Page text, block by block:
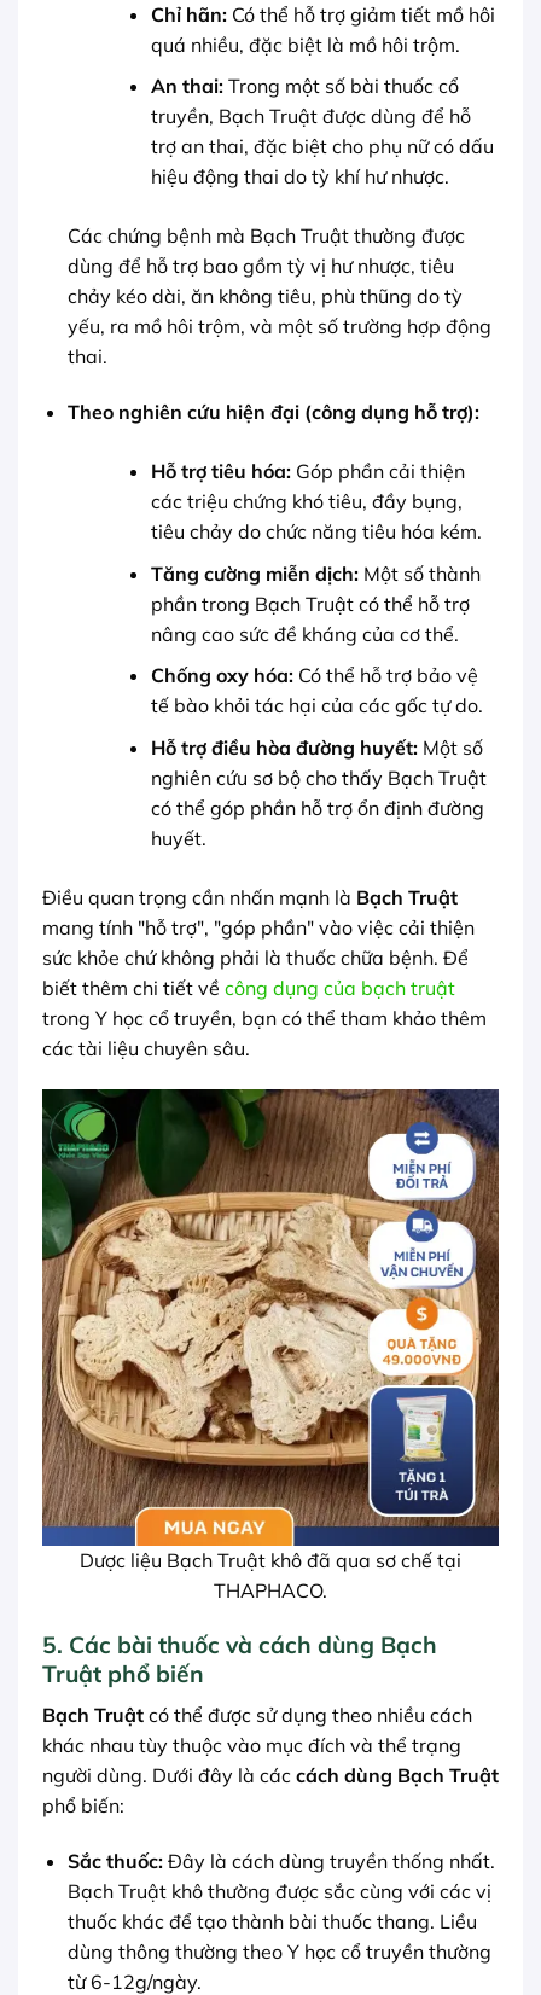
Chỉ hãn:Có thể hỗ trợ giảm tiết mồ hôi
quá nhiều, đặc biệt là mồ hôi trộm.
An thai:Trong một số bài thuốc cổ
truyền, Bạch Truật được dùng để hỗ
trợ an thai, đặc biệt cho phụ nữ có dấu
hiệu động thai do tỳ khí hư nhược.
Các chứng bệnh mà Bạch Truật thường được
dùng để hỗ trợ bao gồm tỳ vị hư nhược, tiêu
chảy kéo dài, ăn không tiêu, phù thũng do tỳ
yếu, ra mồ hôi trộm, và một số trường hợp động
thai.
Theo nghiên cứu hiện đại (công dụng hỗ trợ):
Hỗ trợ tiêu hóa:Góp phần cải thiện
các triệu chứng khó tiêu, đầy bụng,
tiêu chảy do chức năng tiêu hóa kém.
Tăng cường miễn dịch:Một số thành
phần trong Bạch Truật có thể hỗ trợ
nâng cao sức đề kháng của cơ thể.
Chống oxy hóa:Có thể hỗ trợ bảo vệ
tế bào khỏi tác hại của các gốc tự do.
Hỗ trợ điều hòa đường huyết:Một số
nghiên cứu sơ bộ cho thấy Bạch Truật
có thể góp phần hỗ trợ ổn định đường
huyết.
Điều quan trọng cần nhấn mạnh là Bạch Truật
mang tính "hỗ trợ", "góp phần" vào việc cải thiện
sức khỏe chứ không phải là thuốc chữa bệnh. Để
biết thêm chi tiết về công dụng của bạch truật
trong Y học cổ truyền, bạn có thể tham khảo thêm
các tài liệu chuyên sâu.
Dược liệu Bạch Truật khô đã qua sơ chế tại
THAPHACO.
5. Các bài thuốc và cách dùng Bạch
Truật phổ biến
Bạch Truật có thể được sử dụng theo nhiều cách
khác nhau tùy thuộc vào mục đích và thể trạng
người dùng. Dưới đây là các cách dùng Bạch Truật
phổ biến:
Sắc thuốc:Đây là cách dùng truyền thống nhất.
Bạch Truật khô thường được sắc cùng với các vị
thuốc khác để tạo thành bài thuốc thang. Liều
dùng thông thường theo Y học cổ truyền thường
từ 6-12g/ngày.